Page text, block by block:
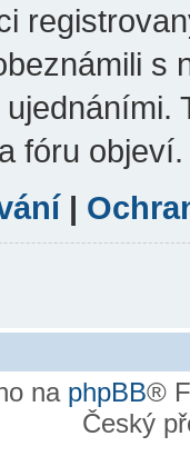
s
fóru objeví.
|
na phpBB®
Český